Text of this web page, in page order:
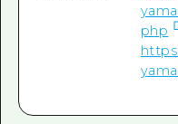
php